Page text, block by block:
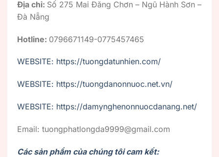
Địa chỉ: Số 275 Mai Đăng Chơn – Ngũ Hành Sơn –
Đà Nẵng
Hotline: 0796671149-0775457465
WEBSITE: https://tuongdatunhien.com/
WEBSITE: https://tuongdanonnuoc.net.vn/
WEBSITE: https://damynghenonnuocdanang.net/
Email: tuongphatlongda9999@gmail.com
Các sản phẩm của chúng tôi cam kết: